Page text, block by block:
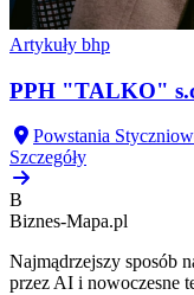
Artykuły bhp
PPH "TALKO"
Powstania
Szczegóły
B
Biznes-Mapa.pl
Najmądrzejszy sposób
przez AI i nowoczesne